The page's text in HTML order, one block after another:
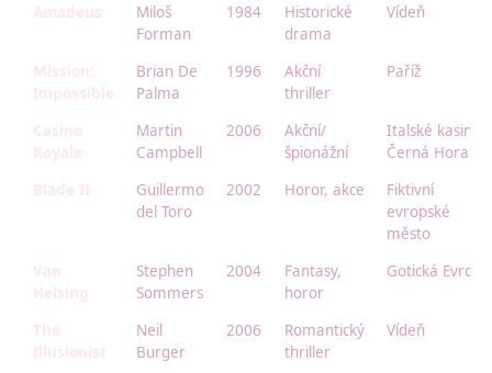
Miloš
Forman
1984
Historické
drama
Vídeň
Brian De
Palma
1996
Akční
thriller
Paříž
Martin
Campbell
2006
Akční/
špionážní
Italské kasino,
Černá Hora
Guillermo
del Toro
2002 Horor, akce
Fiktivní
evropské
město
Stephen
Sommers
2004
Fantasy,
horor
Gotická Evropa
Neil
Burger
2006
Romantický
thriller
Vídeň